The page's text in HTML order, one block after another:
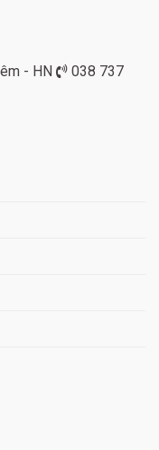
- HN
038 737